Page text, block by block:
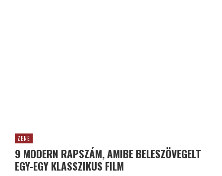
ZENE
9 MODERN RAPSZÁM, AMIBE BELESZÖVEGELT
EGY-EGY KLASSZIKUS FILM